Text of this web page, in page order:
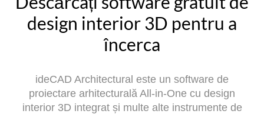
design interior 3D pentru a
încerca
ideCAD Architectural este un software de
proiectare arhitecturală All-in-One cu design
interior 3D integrat și multe alte instrumente de